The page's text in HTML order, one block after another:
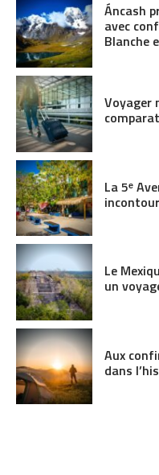
Áncash
avec
Blanche
Voyager
La 5ᵉ
Le
un
Aux
dans